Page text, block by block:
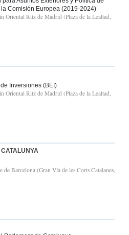
Comisión Europea (2019-2024)
Oriental Ritz de Madrid (Plaza de la Lealtad,
Inversiones (BEI)
Oriental Ritz de Madrid (Plaza de la Lealtad,
de Barcelona (Gran Vía de les Corts Catalanes,